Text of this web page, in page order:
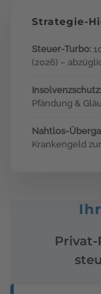
Strategie-
Steuer-Turbo:
(2026) –
Insolvenzschutz:
Pfändung &
Nahtlos-
Krankengeld
Privat-